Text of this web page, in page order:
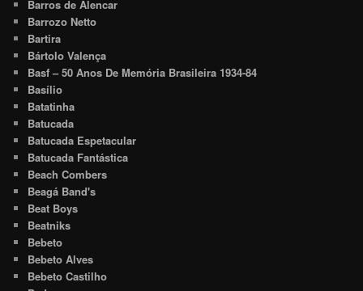
Barros de Alencar
Barrozo Netto
Bartira
Bártolo Valença
Basf – 50 Anos De Memória Brasileira 1934-84
Basílio
Batatinha
Batucada
Batucada Espetacular
Batucada Fantástica
Beach Combers
Beagá Band's
Beat Boys
Beatniks
Bebeto
Bebeto Alves
Bebeto Castilho